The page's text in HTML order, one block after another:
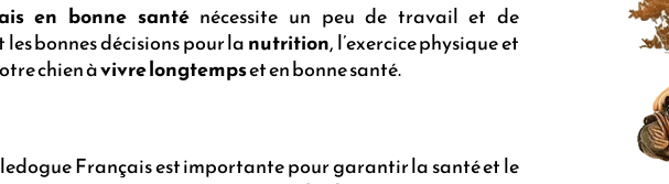
en bonne santénécessite un peu de travail et de
bonnes décisions pour lanutrition, l’exercice physique et
chien àvivre longtempset en bonne santé.
Français est importante pour garantir la santé et le